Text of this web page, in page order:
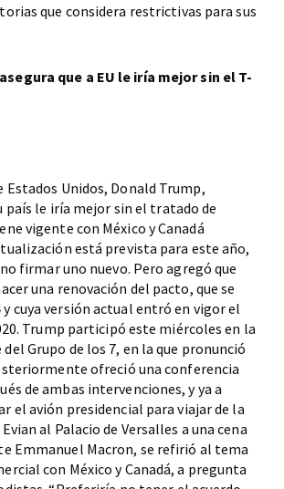
que considera restrictivas para sus
que a EU le iría mejor sin el T-
Estados Unidos, Donald Trump,
país le iría mejor sin el tratado de
vigente con México y Canadá
está prevista para este año,
firmar uno nuevo. Pero agregó que
una renovación del pacto, que se
cuya versión actual entró en vigor el
Trump participó este miércoles en la
Grupo de los 7, en la que pronunció
ofreció una conferencia
de ambas intervenciones, y ya a
el avión presidencial para viajar de la
al Palacio de Versalles a una cena
Emmanuel Macron, se refirió al tema
con México y Canadá, a pregunta